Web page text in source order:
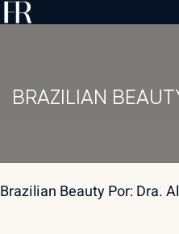
Skip
BRAZILIAN
Brazilian Beauty Por: Dra.